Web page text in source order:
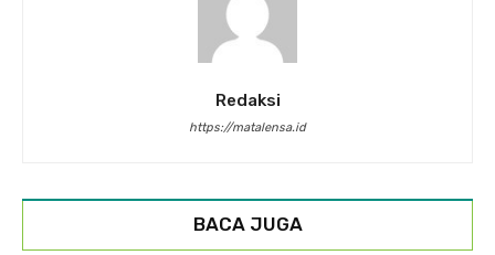
Redaksi
https://matalensa.id
BACA JUGA